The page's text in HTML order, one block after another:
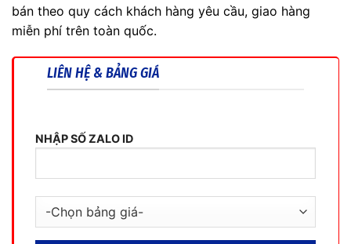
bán theo quy cách khách hàng yêu cầu, giao hàng
miễn phí trên toàn quốc.
LIÊN HỆ & BẢNG GIÁ
NHẬP SỐ ZALO ID